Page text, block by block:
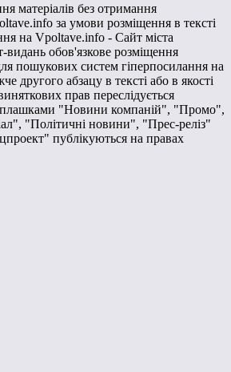
матеріалів без отримання
за умови розміщення в тексті
на Vpoltave.info - Сайт міста
видань обов'язкове розміщення
пошукових систем гіперпосилання на
другого абзацу в тексті або в якості
прав переслідується
плашками "Новини компаній", "Промо",
"Політичні новини", "Прес-реліз"
публікуються на правах